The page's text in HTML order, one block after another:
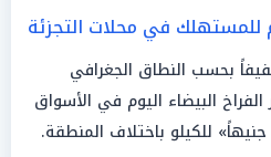
للمستهلك في محلات التجزئة
بحسب النطاق الجغرافي
البيضاء اليوم في الأسواق